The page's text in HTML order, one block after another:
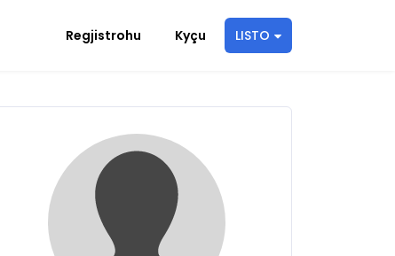
Regjistrohu Kyçu LISTO